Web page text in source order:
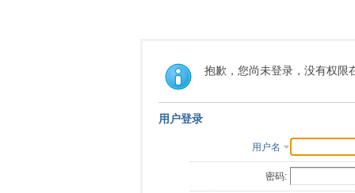
抱歉，您尚未登录，没有权限
用户登录
用户名
密码: